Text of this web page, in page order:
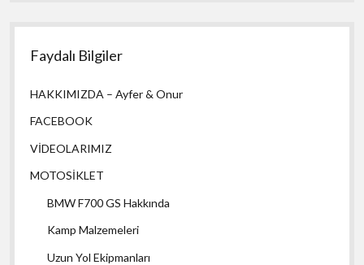
Faydalı Bilgiler
HAKKIMIZDA – Ayfer & Onur
FACEBOOK
VİDEOLARIMIZ
MOTOSİKLET
BMW F700 GS Hakkında
Kamp Malzemeleri
Uzun Yol Ekipmanları